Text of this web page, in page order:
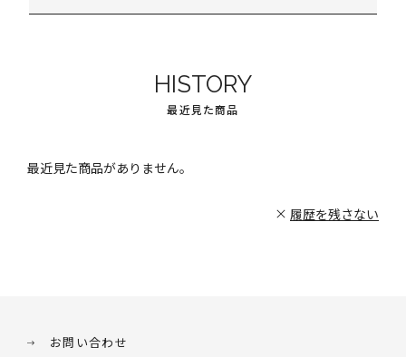
HISTORY
最近見た商品
最近見た商品がありません。
履歴を残さない
お問い合わせ